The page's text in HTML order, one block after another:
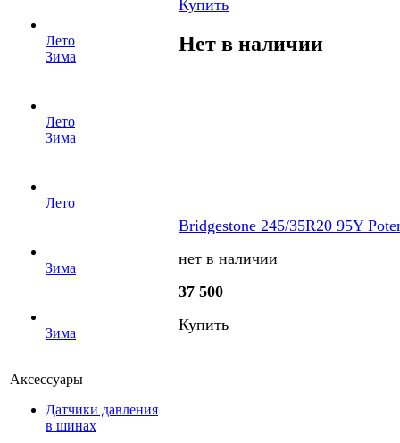
Лето
Зима
Лето
Зима
Лето
Зима
Зима
Аксессуары
Датчики давления
в шинах
Купить
Нет в наличии
Bridgestone 245/35R20 95Y
нет в наличии
37 500
Купить